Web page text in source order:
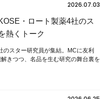
2026.07.03
・ロート製薬4社のス
熱くトーク
スター研究員が集結。MCに友利
きつつ、名品を生む研究の舞台裏を